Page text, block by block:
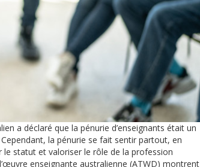
a déclaré que la pénurie d’enseignants était un
la pénurie se fait sentir partout, en
le statut et valoriser le rôle de la profession
enseignante australienne (ATWD) montrent